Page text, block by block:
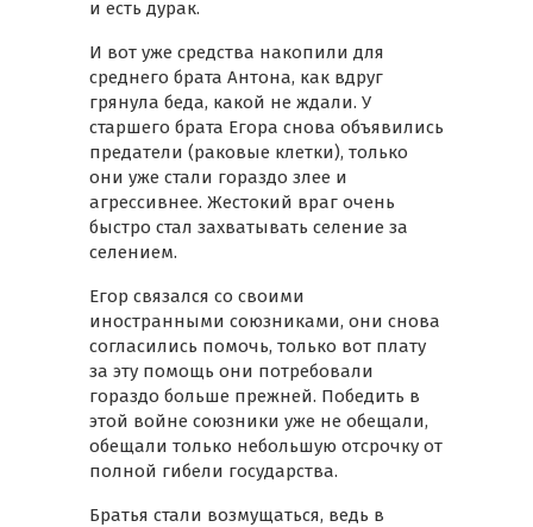
и есть дурак.
И вот уже средства накопили для
среднего брата Антона, как вдруг
грянула беда, какой не ждали. У
старшего брата Егора снова объявились
предатели (раковые клетки), только
они уже стали гораздо злее и
агрессивнее. Жестокий враг очень
быстро стал захватывать селение за
селением.
Егор связался со своими
иностранными союзниками, они снова
согласились помочь, только вот плату
за эту помощь они потребовали
гораздо больше прежней. Победить в
этой войне союзники уже не обещали,
обещали только небольшую отсрочку от
полной гибели государства.
Братья стали возмущаться, ведь в